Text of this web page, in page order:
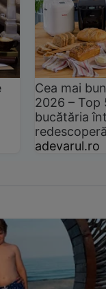
Cea mai
2026 –
bucătăria
adevarul.ro